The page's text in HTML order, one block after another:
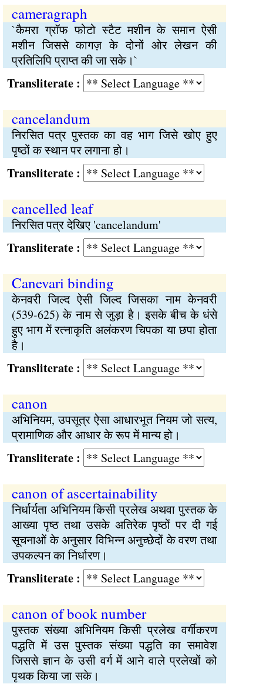
cameragraph
`कैमरा ग्रॉफ फोटो स्टैट मशीन के समान ऐसी
मशीन जिससे कागज़ के दोनों ओर लेखन की
प्रतिलिपि प्राप्त की जा सके।`
:
cancelandum
निरसित पत्र पुस्तक का वह भाग जिसे खोए हुए
पृष्ठों क स्थान पर लगाना हो।
:
cancelled leaf
निरसित पत्र देखिए 'cancelandum'
:
Canevari binding
केनवरी जिल्द ऐसी जिल्द जिसका नाम केनवरी
(539-625) के नाम से जुड़ा है। इसके बीच के धंसे
हुए भाग में रत्नाकृति अलंकरण चिपका या छपा होता
है।
:
canon
अभिनियम, उपसूत्र ऐसा आधारभूत नियम जो सत्य,
प्रामाणिक और आधार के रूप में मान्य हो।
:
canon of ascertainability
निर्धार्यता अभिनियम किसी प्रलेख अथवा पुस्तक के
आख्या पृष्ठ तथा उसके अतिरेक पृष्ठों पर दी गई
सूचनाओं के अनुसार विभिन्न अनुच्छेदों के वरण तथा
उपकल्पन का निर्धारण।
:
canon of book number
पुस्तक संख्या अभिनियम किसी प्रलेख वर्गीकरण
पद्धति में उस पुस्तक संख्या पद्धति का समावेश
जिससे ज्ञान के उसी वर्ग में आने वाले प्रलेखों को
पृथक किया जा सके।